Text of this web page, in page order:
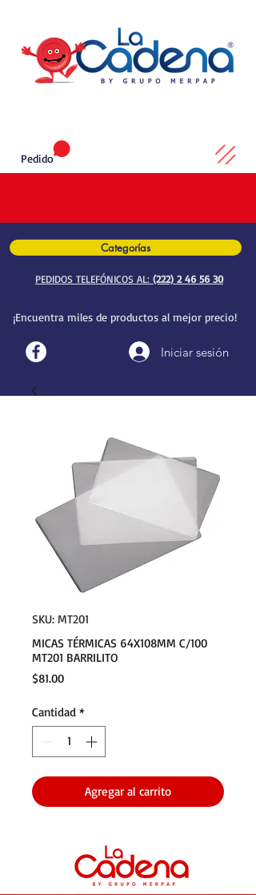
Categorías
PEDIDOS TELEFÓNICOS AL: (222) 2 46 56 30
¡Encuentra miles de productos al mejor precio!
Iniciar sesión
Pedido
SKU: MT201
MICAS TÉRMICAS 64X108MM C/100
MT201 BARRILITO
$81.00Precio
Cantidad *
Agregar al carrito